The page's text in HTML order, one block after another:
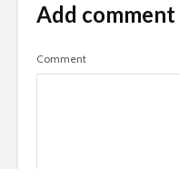
Add comment
Comment